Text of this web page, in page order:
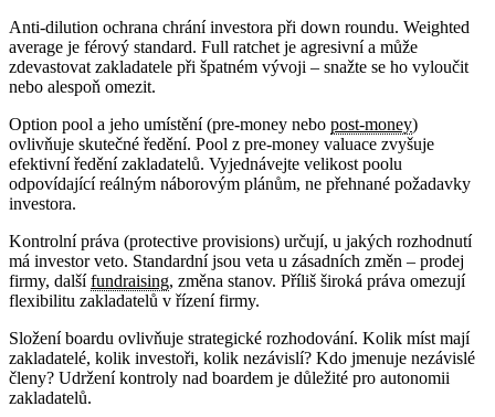
Anti-dilution ochrana chrání investora při down roundu. Weighted
average je férový standard. Full ratchet je agresivní a může
zdevastovat zakladatele při špatném vývoji – snažte se ho vyloučit
nebo alespoň omezit.
Option pool a jeho umístění (pre-money nebo post-money)
ovlivňuje skutečné ředění. Pool z pre-money valuace zvyšuje
efektivní ředění zakladatelů. Vyjednávejte velikost poolu
odpovídající reálným náborovým plánům, ne přehnané požadavky
investora.
Kontrolní práva (protective provisions) určují, u jakých rozhodnutí
má investor veto. Standardní jsou veta u zásadních změn – prodej
firmy, dalšífundraising, změna stanov. Příliš široká práva omezují
flexibilitu zakladatelů v řízení firmy.
Složení boardu ovlivňuje strategické rozhodování. Kolik míst mají
zakladatelé, kolik investoři, kolik nezávislí? Kdo jmenuje nezávislé
členy? Udržení kontroly nad boardem je důležité pro autonomii
zakladatelů.